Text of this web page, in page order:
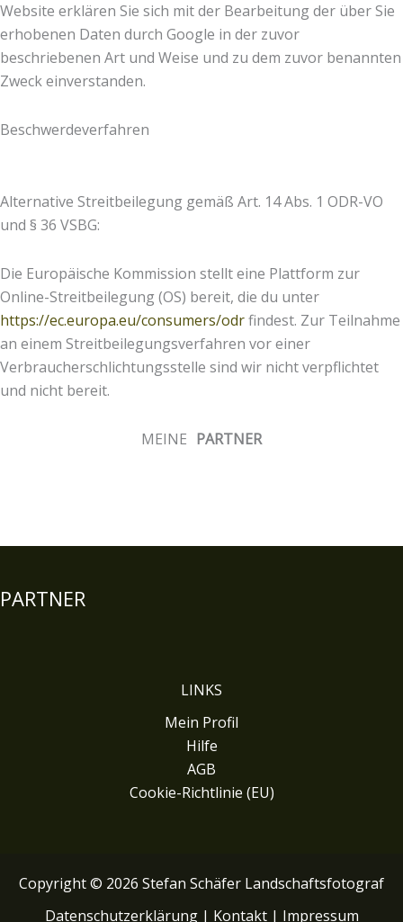
Website erklären Sie sich mit der Bearbeitung der über Sie
erhobenen Daten durch Google in der zuvor
beschriebenen Art und Weise und zu dem zuvor benannten
Zweck einverstanden.
Beschwerdeverfahren
Alternative Streitbeilegung gemäß Art. 14 Abs. 1 ODR-VO
und § 36 VSBG:
Die Europäische Kommission stellt eine Plattform zur
Online-Streitbeilegung (OS) bereit, die du unter
https://ec.europa.eu/consumers/odrfindest. Zur Teilnahme
an einem Streitbeilegungsverfahren vor einer
Verbraucherschlichtungsstelle sind wir nicht verpflichtet
und nicht bereit.
MEINE PARTNER
PARTNER
LINKS
Mein Profil
Hilfe
AGB
Cookie-Richtlinie (EU)
Copyright © 2026 Stefan Schäfer Landschaftsfotograf
Datenschutzerklärung| Kontakt| Impressum